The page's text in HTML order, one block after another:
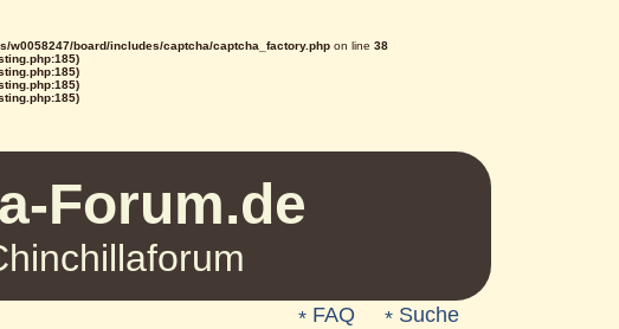
w0058247/board/includes/captcha/captcha_factory.php on line 38
Forum.de
FAQ Suche